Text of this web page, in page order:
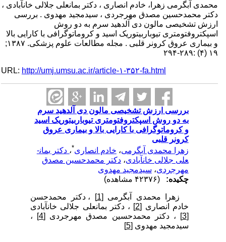
محمدی آبگرمی زهرا، خادم انصاری ، دکتر بمان­علی جلالی خان­آبادی ،
دکتر محمدحسین مصدق مهرجردی ، سیدمجید مهدوی . بررسی
ارزش تشخیصی مالون دی آلدهید سرم به دو روش
اسپکتروفتومتری تیوباربیتوریک اسید و کروماتوگرافی با کارایی بالا
و بیماری عروق کرونر قلبی . مجله مطالعات علوم پزشکی. ۱۳۸۷;
۱۹ (۴) :۲۸۹-۲۹۴
URL:http://umj.umsu.ac.ir/article-۱-۳۵۲-fa.html
بررسی ارزش تشخیصی مالون دی آلدهید سرم
به دو روش اسپکتروفتومتری تیوباربیتوریک اسید
و کروماتوگرافی با کارایی بالا و بیماری عروق
کرونر قلبی
زهرا محمدی آبگرمی،خادم انصاری*،دکتر بمان­
علی جلالی خان­آبادی،دکتر محمدحسین مصدق
مهرجردی،سیدمجید مهدوی
چکیده:
زهرا محمدی آبگرمی [1]
، دکتر محمدحسن
خادم انصاری[2]
، دکتر بمان­علی جلالی خان­آبادی
، دکتر محمدحسین مصدق مهرجردی[4]
،
سیدمجید مهدوی[5]